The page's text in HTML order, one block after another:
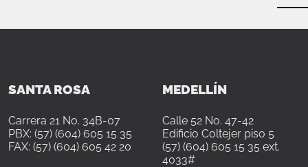
SANTA ROSA
Carrera 21 No. 34B-07
PBX: (57) (604) 605 15 35
FAX: (57) (604) 605 42 20
MEDELLÍN
Calle 52 No. 47-42
Edificio Coltejer piso 5
(57) (604) 605 15 35 ext.
4033#